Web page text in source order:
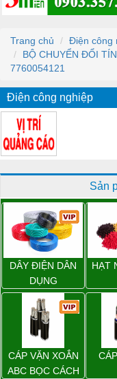
Trang chủ
Điện công
BỘ CHUYỂN ĐỔI
7760054121
Điện công nghiệp
Sản
DÂY ĐIỆN DÂN
DỤNG
HẠT
CÁP VẶN XOẮN
ABC BỌC CÁCH